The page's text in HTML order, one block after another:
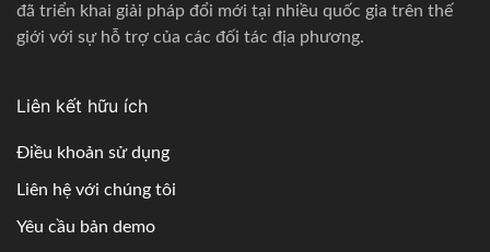
đã triển khai giải pháp đổi mới tại nhiều quốc gia trên thế
giới với sự hỗ trợ của các đối tác địa phương.
Liên kết hữu ích
Điều khoản sử dụng
Liên hệ với chúng tôi
Yêu cầu bản demo